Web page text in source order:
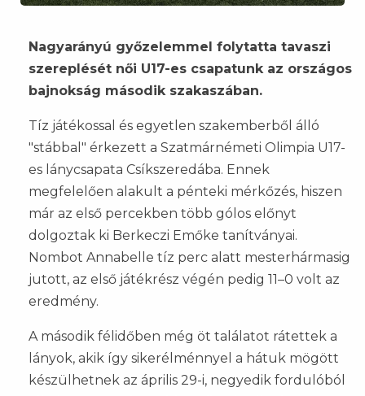
Nagyarányú győzelemmel folytatta tavaszi
szereplését női U17-es csapatunk az országos
bajnokság második szakaszában.
Tíz játékossal és egyetlen szakemberből álló
"stábbal" érkezett a Szatmárnémeti Olimpia U17-
es lánycsapata Csíkszeredába. Ennek
megfelelően alakult a pénteki mérkőzés, hiszen
már az első percekben több gólos előnyt
dolgoztak ki Berkeczi Emőke tanítványai.
Nombot Annabelle tíz perc alatt mesterhármasig
jutott, az első játékrész végén pedig 11–0 volt az
eredmény.
A második félidőben még öt találatot rátettek a
lányok, akik így sikerélménnyel a hátuk mögött
készülhetnek az április 29-i, negyedik fordulóból